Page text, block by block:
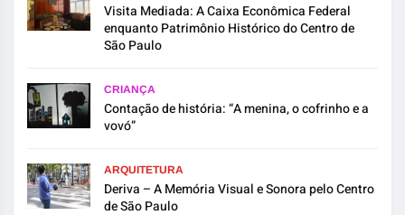
Visita Mediada: A Caixa Econômica Federal
enquanto Patrimônio Histórico do Centro de
São Paulo
CRIANÇA
Contação de história: “A menina, o cofrinho e a
vovó”
ARQUITETURA
Deriva – A Memória Visual e Sonora pelo Centro
de São Paulo